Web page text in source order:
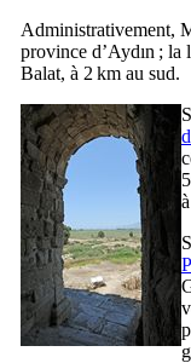
Administrativement,
province d’Aydın ; la
Balat, à 2 km au sud.